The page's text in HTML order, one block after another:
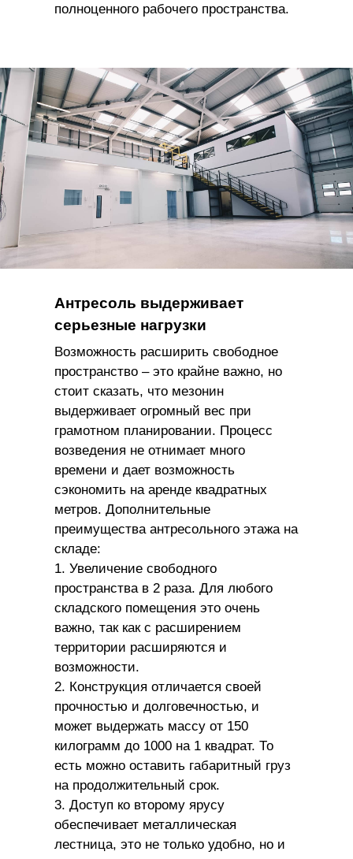
полноценного рабочего пространства.
Антресоль выдерживает
серьезные нагрузки
Возможность расширить свободное
пространство – это крайне важно, но
стоит сказать, что мезонин
выдерживает огромный вес при
грамотном планировании. Процесс
возведения не отнимает много
времени и дает возможность
сэкономить на аренде квадратных
метров. Дополнительные
преимущества антресольного этажа на
складе:
1. Увеличение свободного
пространства в 2 раза. Для любого
складского помещения это очень
важно, так как с расширением
территории расширяются и
возможности.
2. Конструкция отличается своей
прочностью и долговечностью, и
может выдержать массу от 150
килограмм до 1000 на 1 квадрат. То
есть можно оставить габаритный груз
на продолжительный срок.
3. Доступ ко второму ярусу
обеспечивает металлическая
лестница, это не только удобно, но и